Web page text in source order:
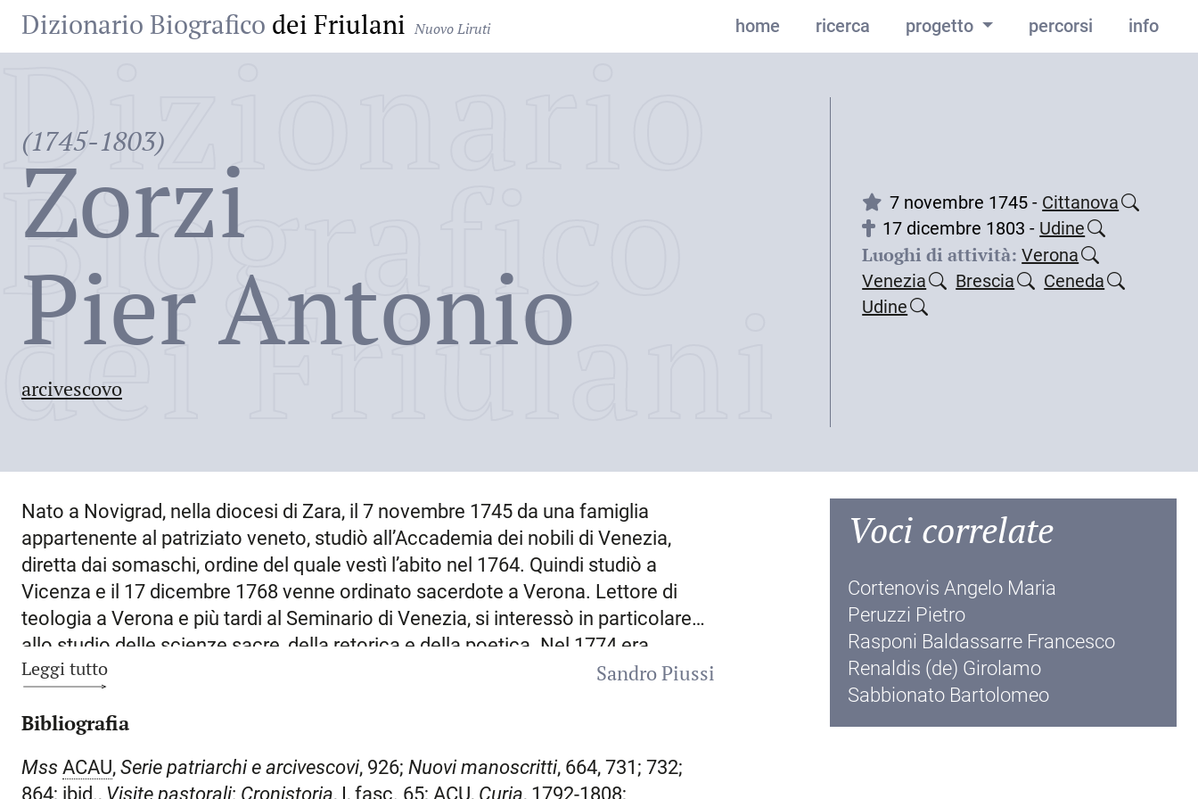
Dizionario Biografico dei Friulani Nuovo Liruti home ricerca progetto percorsi info
(1745-1803)
Zorzi
Pier Antonio
arcivescovo
Dizionario
Biografico
dei Friulani
7 novembre 1745 - Cittanova
17 dicembre 1803 - Udine
Luoghi di attività: Verona
Venezia
Brescia
Ceneda
Udine
Nato a Novigrad, nella diocesi di Zara, il 7 novembre 1745 da una famiglia
appartenente al patriziato veneto, studiò all’Accademia dei nobili di Venezia,
diretta dai somaschi, ordine del quale vestì l’abito nel 1764. Quindi studiò a
Vicenza e il 17 dicembre 1768 venne ordinato sacerdote a Verona. Lettore di
teologia a Verona e più tardi al Seminario di Venezia, si interessò in particolare
allo studio delle scienze sacre, della retorica e della poetica. Nel 1774 era
direttore del collegio dei nobili di
e più tardi di quello di Venezia. Fu
proposta del Senato veneto, avanzata il 3 aprile 1786, fu consacrato vescovo di
cardinale Carlo Rezzonico il 17 aprile 1786, permanendovi per un settennio.
Leggi tutto
Sandro Piussi
Bibliografia
Mss ACAU, Serie patriarchi e arcivescovi, 926; Nuovi manoscritti, 664, 731; 732;
864; ibid., Visite pastorali: Cronistoria, I, fasc. 65; ACU, Curia, 1792-1808;
Voci correlate
Cortenovis Angelo Maria
Peruzzi Pietro
Rasponi Baldassarre Francesco
Renaldis (de) Girolamo
Sabbionato Bartolomeo